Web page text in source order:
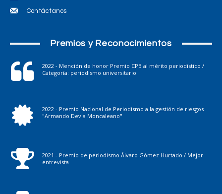
Contáctanos
Premios y Reconocimientos
2022 - Mención de honor Premio CPB al mérito periodístico /
Categoría: periodismo universitario
2022 - Premio Nacional de Periodismo a la gestión de riesgos
"Armando Devia Moncaleano"
2021 - Premio de periodismo Álvaro Gómez Hurtado / Mejor
entrevista